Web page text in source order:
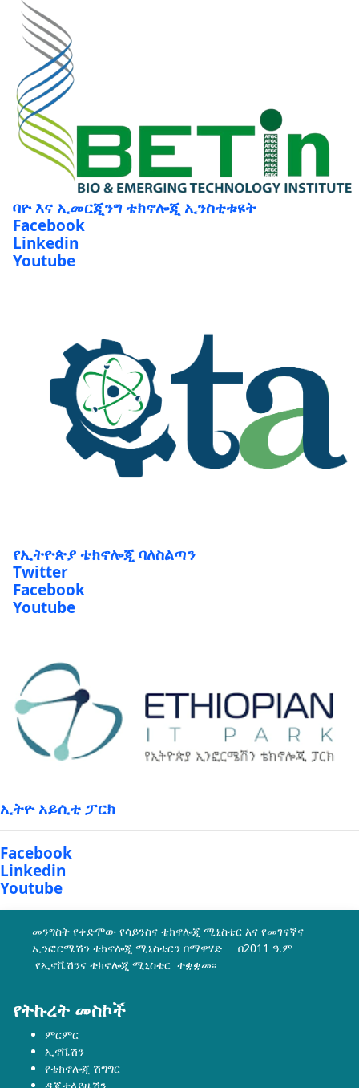
ባዮ እና ኢመርጂንግ ቴክኖሎጂ ኢንስቲቱዩት
Facebook
Linkedin
Youtube
የኢትዮጵያ ቴክኖሎጂ ባለስልጣን
Twitter
Facebook
Youtube
ኢትዮ አይሲቲ ፓርክ
Facebook
Linkedin
Youtube
መንግስት የቀድሞው የሳይንስና ቴክኖሎጂ ሚኒስቴር እና የመገናኛና
ኢንፎርሜሽን ቴክኖሎጂ ሚኒስቴርን በማዋሃድ በ2011 ዓ.ም
የኢኖቬሽንና ቴክኖሎጂ ሚኒስቴር ተቋቋመ፡፡
የትኩረት መስኮች
ምርምር
ኢኖቬሽን
የቴክኖሎጂ ሽግግር